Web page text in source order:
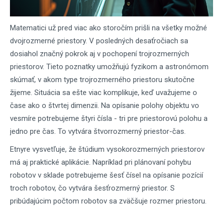
Matematici už pred viac ako storočím prišli na všetky možné
dvojrozmerné priestory. V posledných desaťročiach sa
dosiahol značný pokrok aj v pochopení trojrozmerných
priestorov. Tieto poznatky umožňujú fyzikom a astronómom
skúmať, v akom type trojrozmerného priestoru skutočne
žijeme. Situácia sa ešte viac komplikuje, keď uvažujeme o
čase ako o štvrtej dimenzii. Na opísanie polohy objektu vo
vesmíre potrebujeme štyri čísla - tri pre priestorovú polohu a
jedno pre čas. To vytvára štvorrozmerný priestor-čas.
Etnyre vysvetľuje, že štúdium vysokorozmerných priestorov
má aj praktické aplikácie. Napríklad pri plánovaní pohybu
robotov v sklade potrebujeme šesť čísel na opísanie pozícií
troch robotov, čo vytvára šesťrozmerný priestor. S
pribúdajúcim počtom robotov sa zväčšuje rozmer priestoru.